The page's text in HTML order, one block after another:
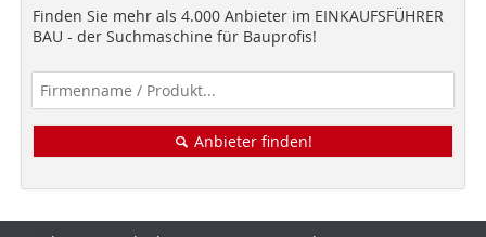
Finden Sie mehr als 4.000 Anbieter im EINKAUFSFÜHRER
BAU - der Suchmaschine für Bauprofis!
Anbieter finden!